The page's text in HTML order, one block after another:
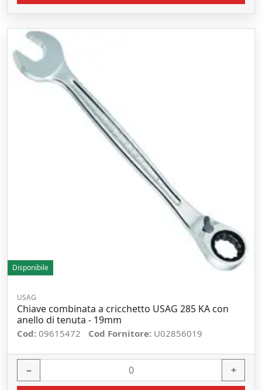
Disponibile
USAG
Chiave combinata a cricchetto USAG 285 KA con
anello di tenuta - 19mm
Cod: 09615472 Cod Fornitore: U02856019
− +